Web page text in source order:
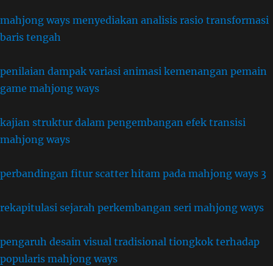
mahjong ways menyediakan analisis rasio transformasi
baris tengah
penilaian dampak variasi animasi kemenangan pemain
game mahjong ways
kajian struktur dalam pengembangan efek transisi
mahjong ways
perbandingan fitur scatter hitam pada mahjong ways 3
rekapitulasi sejarah perkembangan seri mahjong ways
pengaruh desain visual tradisional tiongkok terhadap
popularis mahjong ways